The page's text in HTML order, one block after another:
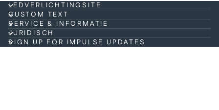
LEDVERLICHTINGSITE
CUSTOM TEXT
SERVICE & INFORMATIE
JURIDISCH
SIGN UP FOR IMPULSE UPDATES